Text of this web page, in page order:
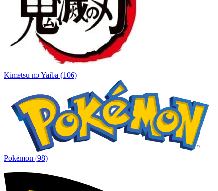
Kimetsu no Yaiba (106)
Pokémon (98)